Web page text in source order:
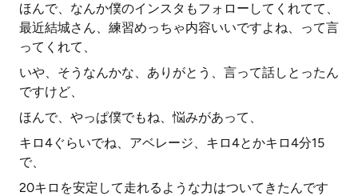
ほんで、なんか僕のインスタもフォローしてくれてて、
最近結城さん、練習めっちゃ内容いいですよね、って言
ってくれて、
いや、そうなんかな、ありがとう、言って話しとったん
ですけど、
ほんで、やっぱ僕でもね、悩みがあって、
キロ4ぐらいでね、アベレージ、キロ4とかキロ4分15
で、
20キロを安定して走れるような力はついてきたんです